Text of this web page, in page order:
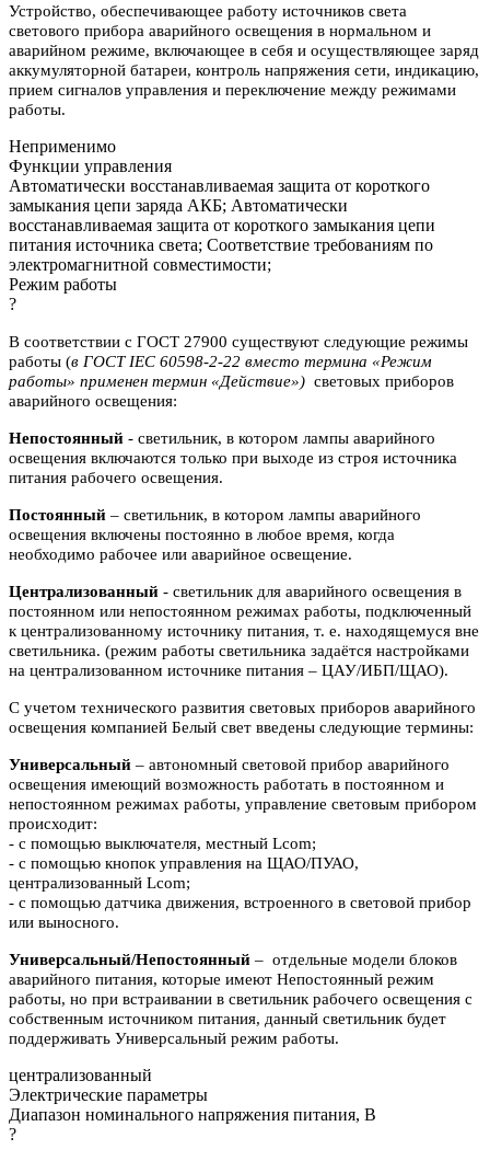
Устройство, обеспечивающее работу источников света
светового прибора аварийного освещения в нормальном и
аварийном режиме, включающее в себя и осуществляющее заряд
аккумуляторной батареи, контроль напряжения сети, индикацию,
прием сигналов управления и переключение между режимами
работы.
Неприменимо
Функции управления
Автоматически восстанавливаемая защита от короткого
замыкания цепи заряда АКБ; Автоматически
восстанавливаемая защита от короткого замыкания цепи
питания источника света; Соответствие требованиям по
электромагнитной совместимости;
Режим работы
?
В соответствии с ГОСТ 27900 существуют следующие режимы
работы (в ГОСТ IEC 60598-2-22 вместо термина «Режим
работы» применен термин «Действие») световых приборов
аварийного освещения:
Непостоянный - светильник, в котором лампы аварийного
освещения включаются только при выходе из строя источника
питания рабочего освещения.
Постоянный – светильник, в котором лампы аварийного
освещения включены постоянно в любое время, когда
необходимо рабочее или аварийное освещение.
Централизованный - светильник для аварийного освещения в
постоянном или непостоянном режимах работы, подключенный
к централизованному источнику питания, т. е. находящемуся вне
светильника. (режим работы светильника задаётся настройками
на централизованном источнике питания – ЦАУ/ИБП/ЩАО).
С учетом технического развития световых приборов аварийного
освещения компанией Белый свет введены следующие термины:
Универсальный – автономный световой прибор аварийного
освещения имеющий возможность работать в постоянном и
непостоянном режимах работы, управление световым прибором
происходит:
- с помощью выключателя, местный Lcom;
- с помощью кнопок управления на ЩАО/ПУАО,
централизованный Lcom;
- с помощью датчика движения, встроенного в световой прибор
или выносного.
Универсальный/Непостоянный – отдельные модели блоков
аварийного питания, которые имеют Непостоянный режим
работы, но при встраивании в светильник рабочего освещения с
собственным источником питания, данный светильник будет
поддерживать Универсальный режим работы.
централизованный
Электрические параметры
Диапазон номинального напряжения питания, В
?